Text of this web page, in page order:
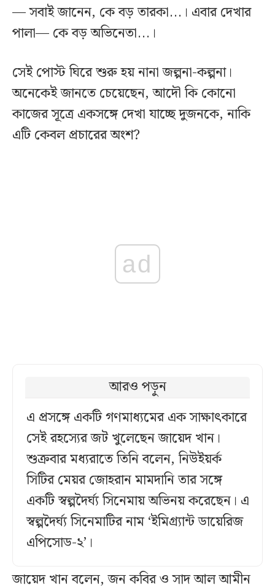
— সবাই জানেন, কে বড় তারকা...। এবার দেখার
পালা— কে বড় অভিনেতা...।
সেই পোস্ট ঘিরে শুরু হয় নানা জল্পনা-কল্পনা।
অনেকেই জানতে চেয়েছেন, আদৌ কি কোনো
কাজের সূত্রে একসঙ্গে দেখা যাচ্ছে দুজনকে, নাকি
এটি কেবল প্রচারের অংশ?
ad
আরও পড়ুন
এ প্রসঙ্গে একটি গণমাধ্যমের এক সাক্ষাৎকারে
সেই রহস্যের জট খুলেছেন জায়েদ খান।
শুক্রবার মধ্যরাতে তিনি বলেন, নিউইয়র্ক
সিটির মেয়র জোহরান মামদানি তার সঙ্গে
একটি স্বল্পদৈর্ঘ্য সিনেমায় অভিনয় করেছেন। এ
স্বল্পদৈর্ঘ্য সিনেমাটির নাম ‘ইমিগ্র্যান্ট ডায়েরিজ
এপিসোড-২’।
জায়েদ খান বলেন, জন কবির ও সাদ আল আমীন